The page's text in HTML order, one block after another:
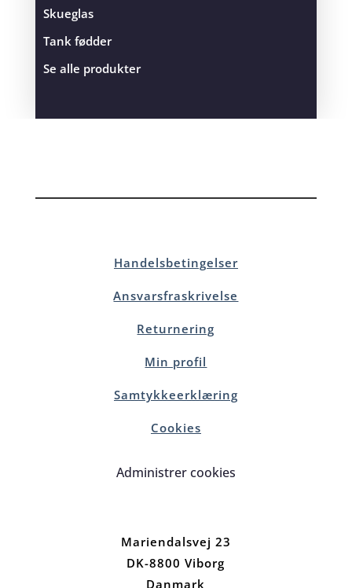
Skueglas
Tank fødder
Se alle produkter
Handelsbetingelser
Ansvarsfraskrivelse
Returnering
Min profil
Samtykkeerklæring
Cookies
Administrer cookies
Mariendalsvej 23
DK-8800 Viborg
Danmark